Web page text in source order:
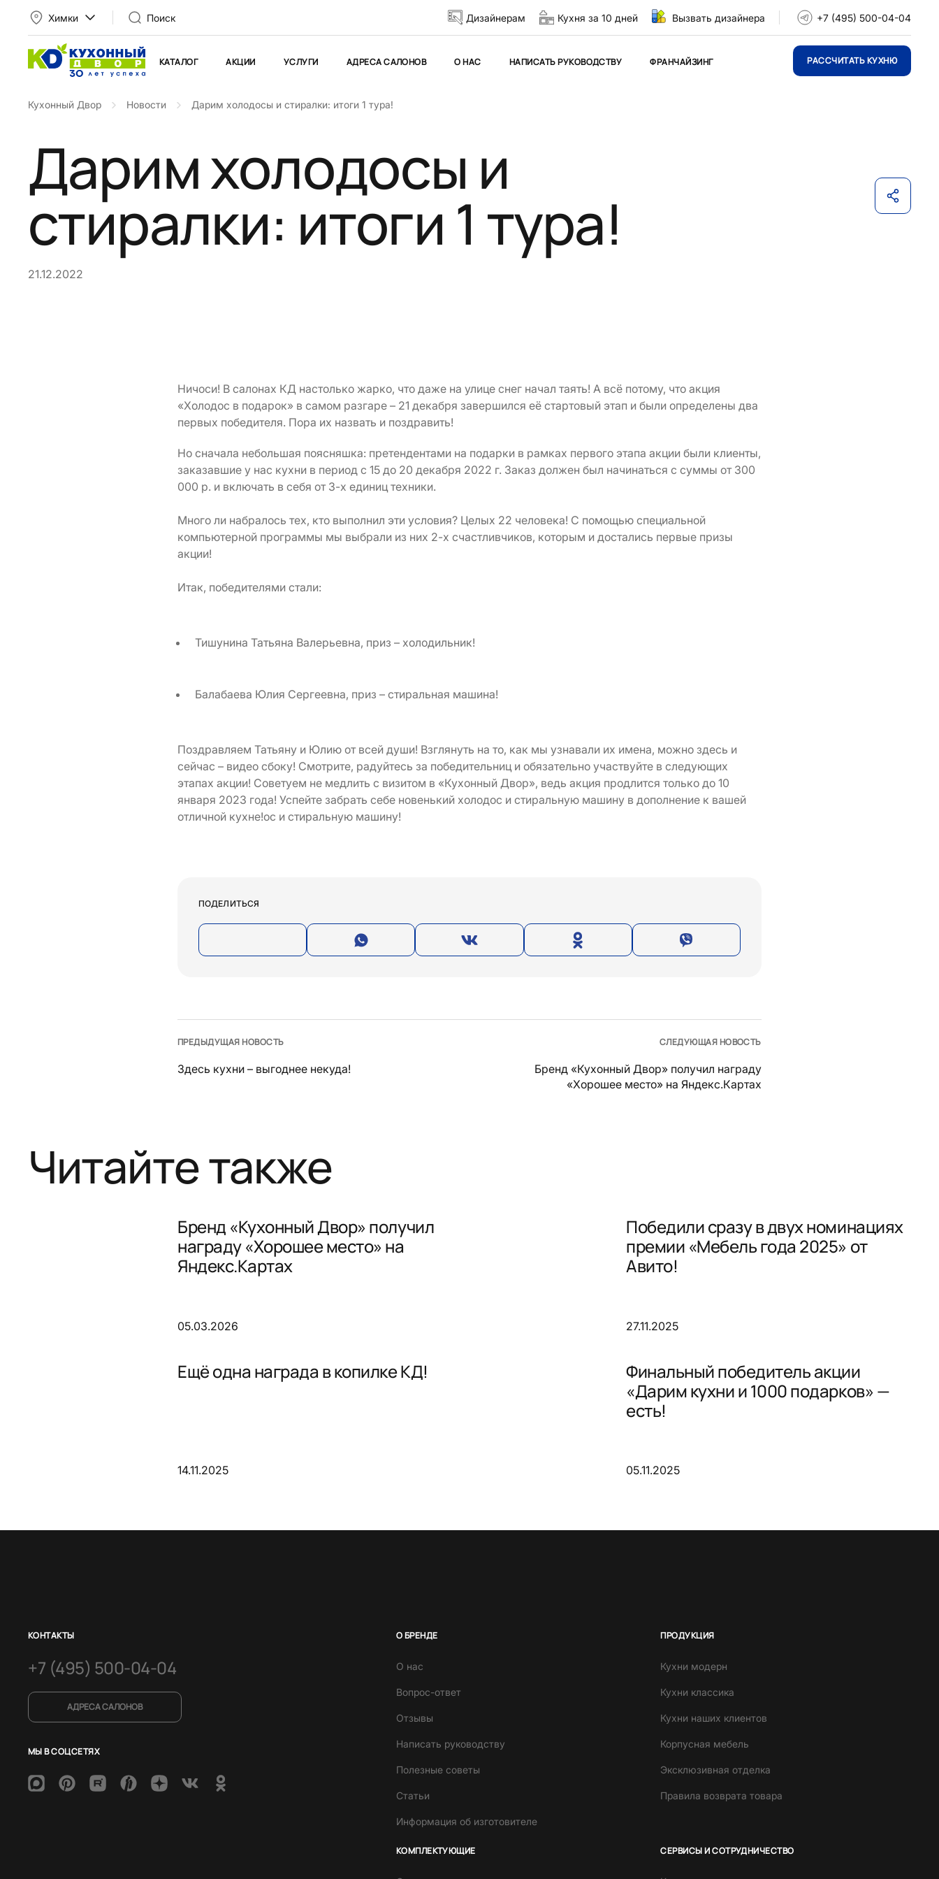
Химки Поиск Дизайнерам Кухня за 10 дней Вызвать дизайнера +7 (495) 500-04-04
КАТАЛОГ АКЦИИ УСЛУГИ АДРЕСА САЛОНОВ О НАС НАПИСАТЬ РУКОВОДСТВУ ФРАНЧАЙЗИНГ РАССЧИТАТЬ КУХНЮ
Кухонный Двор Новости Дарим холодосы и стиралки: итоги 1 тура!
Дарим холодосы и
стиралки: итоги 1 тура!
21.12.2022
Ничоси! В салонах КД настолько жарко, что даже на улице снег начал таять! А всё потому, что акция
«Холодос в подарок» в самом разгаре – 21 декабря завершился её стартовый этап и были определены два
первых победителя. Пора их назвать и поздравить!
Но сначала небольшая поясняшка: претендентами на подарки в рамках первого этапа акции были клиенты,
заказавшие у нас кухни в период с 15 до 20 декабря 2022 г. Заказ должен был начинаться с суммы от 300
000 р. и включать в себя от 3-х единиц техники.
Много ли набралось тех, кто выполнил эти условия? Целых 22 человека! С помощью специальной
компьютерной программы мы выбрали из них 2-х счастливчиков, которым и достались первые призы
акции!
Итак, победителями стали:
Тишунина Татьяна Валерьевна, приз – холодильник!
Балабаева Юлия Сергеевна, приз – стиральная машина!
Поздравляем Татьяну и Юлию от всей души! Взглянуть на то, как мы узнавали их имена, можно здесь и
сейчас – видео сбоку! Смотрите, радуйтесь за победительниц и обязательно участвуйте в следующих
этапах акции! Советуем не медлить с визитом в «Кухонный Двор», ведь акция продлится только до 10
января 2023 года! Успейте забрать себе новенький холодос и стиральную машину в дополнение к вашей
отличной кухне!ос и стиральную машину!
ПОДЕЛИТЬСЯ
ПРЕДЫДУЩАЯ НОВОСТЬ
Здесь кухни – выгоднее некуда!
СЛЕДУЮЩАЯ НОВОСТЬ
Бренд «Кухонный Двор» получил награду
«Хорошее место» на Яндекс.Картах
Читайте также
Бренд «Кухонный Двор» получил
награду «Хорошее место» на
Яндекс.Картах
05.03.2026
Победили сразу в двух номинациях
премии «Мебель года 2025» от
Авито!
27.11.2025
Ещё одна награда в копилке КД!
14.11.2025
Финальный победитель акции
«Дарим кухни и 1000 подарков» —
есть!
05.11.2025
КОНТАКТЫ
+7 (495) 500-04-04
АДРЕСА САЛОНОВ
МЫ В СОЦСЕТЯХ
О БРЕНДЕ
О нас
Вопрос-ответ
Отзывы
Написать руководству
Полезные советы
Статьи
Информация об изготовителе
ПРОДУКЦИЯ
Кухни модерн
Кухни классика
Кухни наших клиентов
Корпусная мебель
Эксклюзивная отделка
Правила возврата товара
КОМПЛЕКТУЮЩИЕ СЕРВИСЫ И СОТРУДНИЧЕСТВО